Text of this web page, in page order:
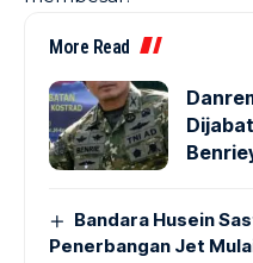
More Read
Bandara Husein
Penerbangan Jet